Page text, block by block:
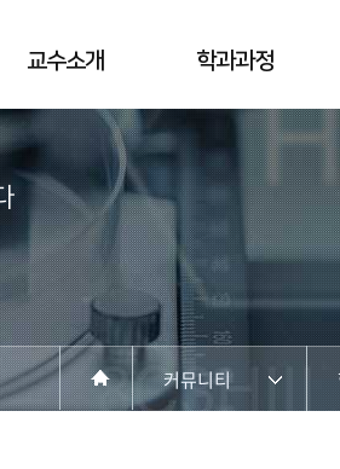
교수소개 학과과정
커뮤니티